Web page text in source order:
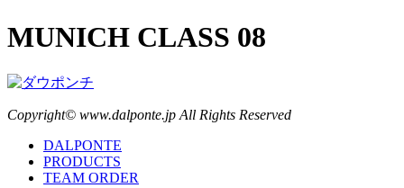
MUNICH CLASS 08
Copyright© www.dalponte.jp All Rights Reserved
DALPONTE
PRODUCTS
TEAM ORDER